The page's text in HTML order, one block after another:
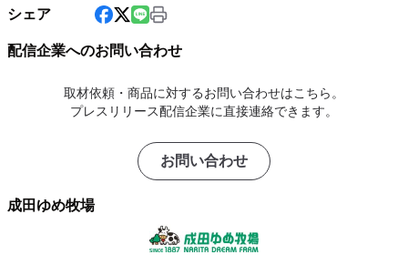
シェア
配信企業へのお問い合わせ
取材依頼・商品に対するお問い合わせはこちら。
プレスリリース配信企業に直接連絡できます。
お問い合わせ
成田ゆめ牧場